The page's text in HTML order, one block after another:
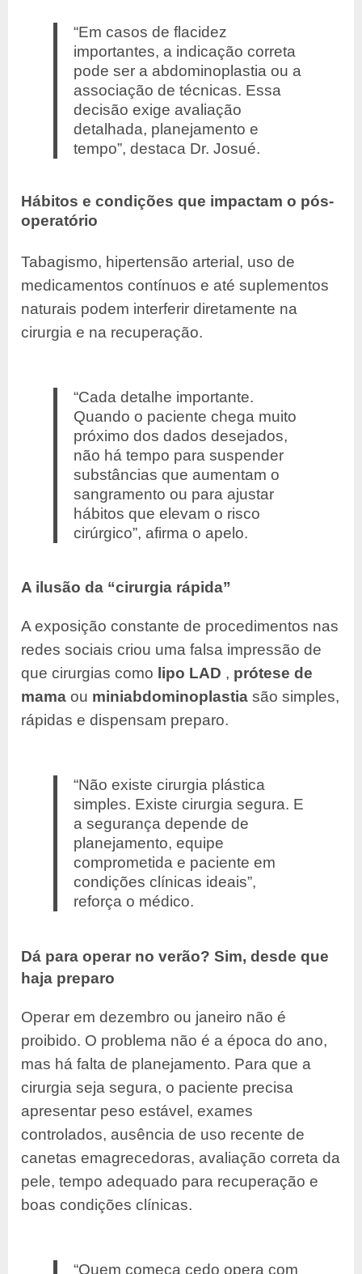
“Em casos de flacidez
importantes, a indicação correta
pode ser a abdominoplastia ou a
associação de técnicas. Essa
decisão exige avaliação
detalhada, planejamento e
tempo”, destaca Dr. Josué.
Hábitos e condições que impactam o pós-
operatório
Tabagismo, hipertensão arterial, uso de
medicamentos contínuos e até suplementos
naturais podem interferir diretamente na
cirurgia e na recuperação.
“Cada detalhe importante.
Quando o paciente chega muito
próximo dos dados desejados,
não há tempo para suspender
substâncias que aumentam o
sangramento ou para ajustar
hábitos que elevam o risco
cirúrgico”, afirma o apelo.
A ilusão da “cirurgia rápida”
A exposição constante de procedimentos nas
redes sociais criou uma falsa impressão de
que cirurgias como lipo LAD , prótese de
mama ou miniabdominoplastia são simples,
rápidas e dispensam preparo.
“Não existe cirurgia plástica
simples. Existe cirurgia segura. E
a segurança depende de
planejamento, equipe
comprometida e paciente em
condições clínicas ideais”,
reforça o médico.
Dá para operar no verão? Sim, desde que
haja preparo
Operar em dezembro ou janeiro não é
proibido. O problema não é a época do ano,
mas há falta de planejamento. Para que a
cirurgia seja segura, o paciente precisa
apresentar peso estável, exames
controlados, ausência de uso recente de
canetas emagrecedoras, avaliação correta da
pele, tempo adequado para recuperação e
boas condições clínicas.
“Quem começa cedo opera com